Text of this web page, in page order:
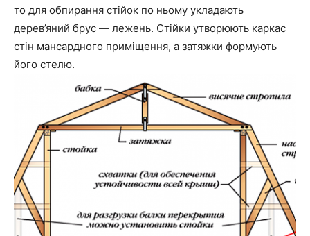
то для обпирання стійок по ньому укладають
дерев’яний брус — лежень. Стійки утворюють каркас
стін мансардного приміщення, а затяжки формують
його стелю.